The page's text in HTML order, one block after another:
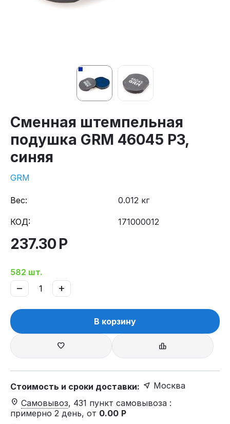
Сменная штемпельная
подушка GRM 46045 P3,
синяя
GRM
Вес: 0.012 кг
КОД: 171000012
237.30Р
582 шт.
+
−
В корзину
Стоимость и сроки доставки:
Москва
Самовывоз, 431 пункт самовывоза :
примерно 2 день, от 0.00 Р